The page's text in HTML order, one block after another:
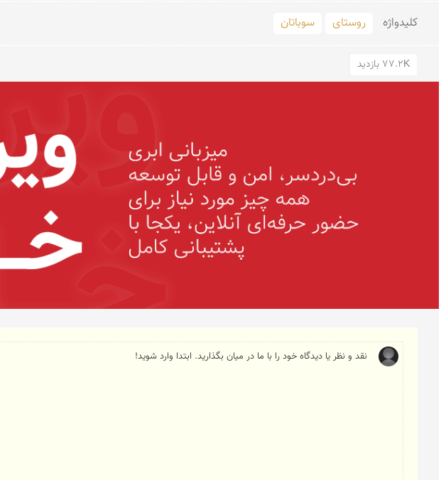
کلید‌واژه روستای سوباتان
77.2K بازدید